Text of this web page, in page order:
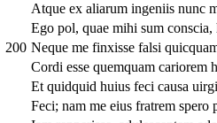
Atque ex aliarum ingeniis nunc
Ego pol, quae mihi sum conscia,
200 Neque me finxisse falsi
Cordi esse quemquam cariorem
Et quidquid huius feci causa
Feci; nam me eius fratrem spero